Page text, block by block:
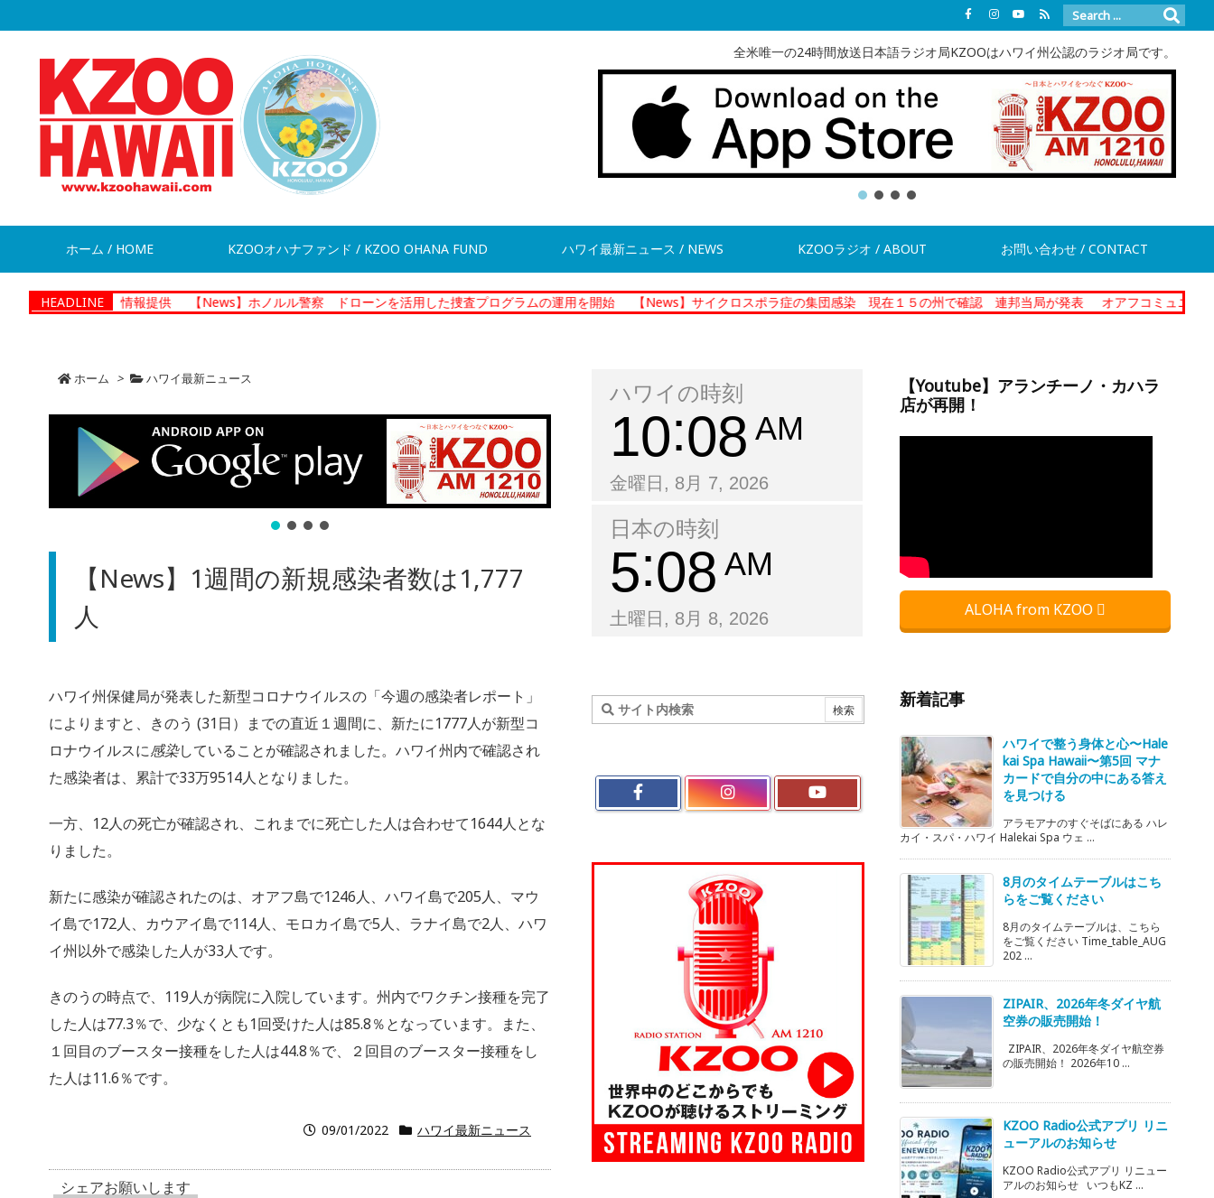
全米唯一の24時間放送日本語ラジオ局KZOOはハワイ州公認のラジオ局です。
ホーム / HOME KZOOオハナファンド / KZOO OHANA FUND ハワイ最新ニュース / NEWS KZOOラジオ / ABOUT お問い合わせ / CONTACT
HEADLINE
脱走 情報提供 【News】ホノルル警察 ドローンを活用した捜査プログラムの運用を開始 【News】サイクロスポラ症の集団感染 現在１５の州で確認 連邦当局が発表 オアフコミュニティーコレクシ
ホーム > ハワイ最新ニュース
【News】1週間の新規感染者数は1,777
人
ハワイ州保健局が発表した新型コロナウイルスの「今週の感染者レポート」
によりますと、きのう (31日）までの直近１週間に、新たに1777人が新型コ
ロナウイルスに感染していることが確認されました。ハワイ州内で確認され
た感染者は、累計で33万9514人となりました。
一方、12人の死亡が確認され、これまでに死亡した人は合わせて1644人とな
りました。
新たに感染が確認されたのは、オアフ島で1246人、ハワイ島で205人、マウ
イ島で172人、カウアイ島で114人、モロカイ島で5人、ラナイ島で2人、ハワ
イ州以外で感染した人が33人です。
きのうの時点で、119人が病院に入院しています。州内でワクチン接種を完了
した人は77.3％で、少なくとも1回受けた人は85.8％となっています。また、
１回目のブースター接種をした人は44.8％で、２回目のブースター接種をし
た人は11.6％です。
09/01/2022 ハワイ最新ニュース
シェアお願いします
ハワイの時刻
10 08 AM
金曜日, 8月 7, 2026
日本の時刻
5 08 AM
土曜日, 8月 8, 2026
【Youtube】アランチーノ・カハラ
店が再開！
ALOHA from KZOO
新着記事
ハワイで整う身体と心〜Hale
kai Spa Hawaii〜第5回 マナ
カードで自分の中にある答え
を見つける
アラモアナのすぐそばにある ハレ
カイ・スパ・ハワイ Halekai Spa ウェ ...
8月のタイムテーブルはこち
らをご覧ください
8月のタイムテーブルは、こちら
をご覧ください Time_table_AUG
202 ...
ZIPAIR、2026年冬ダイヤ航
空券の販売開始！
ZIPAIR、2026年冬ダイヤ航空券
の販売開始！ 2026年10 ...
KZOO Radio公式アプリ リニ
ューアルのお知らせ
KZOO Radio公式アプリ リニュー
アルのお知らせ いつもKZ ...